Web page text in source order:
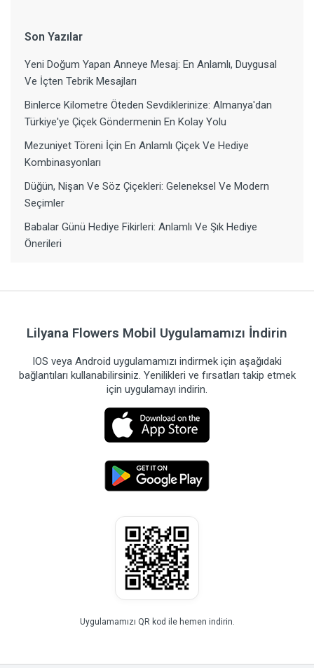
Son Yazılar
Yeni Doğum Yapan Anneye Mesaj: En Anlamlı, Duygusal
Ve İçten Tebrik Mesajları
Binlerce Kilometre Öteden Sevdiklerinize: Almanya'dan
Türkiye'ye Çiçek Göndermenin En Kolay Yolu
Mezuniyet Töreni İçin En Anlamlı Çiçek Ve Hediye
Kombinasyonları
Düğün, Nişan Ve Söz Çiçekleri: Geleneksel Ve Modern
Seçimler
Babalar Günü Hediye Fikirleri: Anlamlı Ve Şık Hediye
Önerileri
Lilyana Flowers Mobil Uygulamamızı İndirin
IOS veya Android uygulamamızı indirmek için aşağıdaki
bağlantıları kullanabilirsiniz. Yenilikleri ve fırsatları takip etmek
için uygulamayı indirin.
Uygulamamızı QR kod ile hemen indirin.